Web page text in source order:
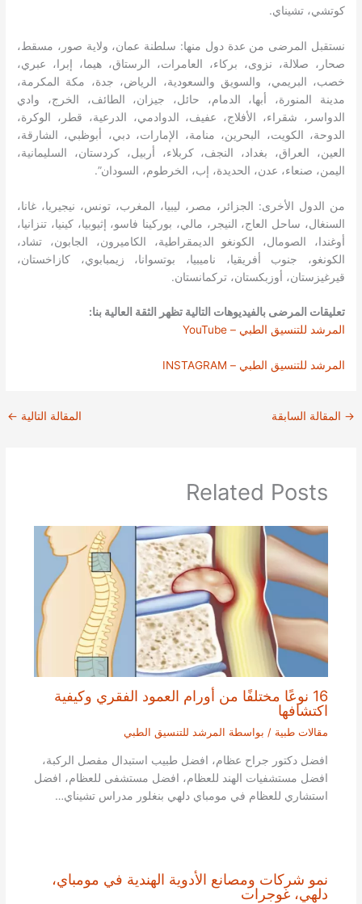
كوتشي، تشيناي.
نستقبل المرضى من عدة دول منها: سلطنة عمان، ولاية صور، مسقط،
صحار، صلالة، نزوى، بركاء، العامرات، الرستاق، هيما، إبرا، عبري،
خصب، البريمي، والسويق والسعودية، الرياض، جدة، مكة المكرمة،
مدينة المنورة، أبها، الدمام، حائل، جيزان، الطائف، الخرج، وادي
الدواسر، شقراء، الأفلاج، عفيف، الدوادمي، الدرعية، قطر، الوكرة،
الدوحة، الكويت، البحرين، منامة، الإمارات، دبي، أبوظبي، الشارقة،
العين، العراق، بغداد، النجف، كربلاء، أربيل، كردستان، السليمانية،
اليمن، صنعاء، عدن، الحديدة، إب، الخرطوم، السودان”.
من الدول الأخرى: الجزائر، مصر، ليبيا، المغرب، تونس، نيجيريا، غانا،
السنغال، ساحل العاج، النيجر، مالي، بوركينا فاسو، إثيوبيا، كينيا، تنزانيا،
أوغندا، الصومال، الكونغو الديمقراطية، الكاميرون، الجابون، تشاد،
الكونغو، جنوب أفريقيا، ناميبيا، بوتسوانا، زيمبابوي، كازاخستان،
قيرغيزستان، أوزبكستان، تركمانستان.
تعليقات المرضى بالفيديوهات التالية تظهر الثقة العالية بنا:
المرشد للتنسيق الطبي – YouTube
المرشد للتنسيق الطبي – INSTAGRAM
→ المقالة السابقة المقالة التالية ←
Related Posts
16 نوعًا مختلفًا من أورام العمود الفقري وكيفية
اكتشافها
مقالات طبية / بواسطة المرشد للتنسيق الطبي
افضل دكتور جراح عظام، افضل طبيب استبدال مفصل الركبة،
افضل مستشفيات الهند للعظام، افضل مستشفى للعظام، افضل
استشاري للعظام في مومباي دلهي بنغلور مدراس تشيناي…
نمو شركات ومصانع الأدوية الهندية في مومباي،
دلهي، غوجرات